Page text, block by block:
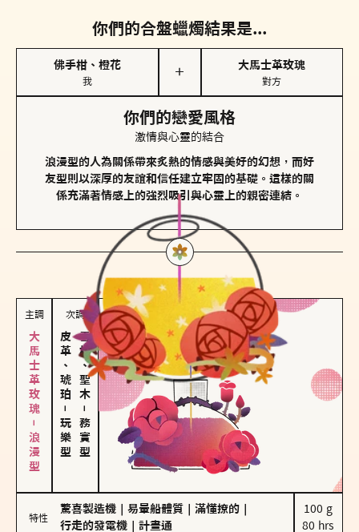
你們的合盤蠟燭結果是...
佛手柑、橙花
我
＋
大馬士革玫瑰
對方
你們的戀愛風格
激情與心靈的結合
浪漫型的人為關係帶來炙熱的情感與美好的幻想，而好
友型則以深厚的友誼和信任建立牢固的基礎。這樣的關
係充滿著情感上的強烈吸引與心靈上的親密連結。
對方的主調蠟燭是...
主調
大馬士革玫瑰－浪漫型
次調
皮革、琥珀
－
玩樂型
雪松、聖木
－
務實型
特性
驚喜製造機 易暈船體質 滿懂撩的
行走的發電機
計畫通
100 g
80 hrs